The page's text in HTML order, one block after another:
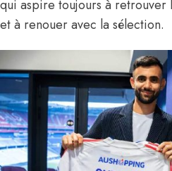
qui aspire toujours à retrouver
et à renouer avec la sélection.